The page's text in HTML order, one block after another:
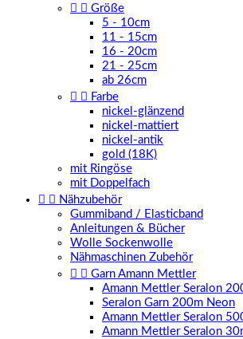
  Größe
5 - 10cm
11 - 15cm
16 - 20cm
21 - 25cm
ab 26cm
  Farbe
nickel-glänzend
nickel-mattiert
nickel-antik
gold (18K)
mit Ringöse
mit Doppelfach
  Nähzubehör
Gummiband / Elasticband
Anleitungen & Bücher
Wolle Sockenwolle
Nähmaschinen Zubehör
  Garn Amann Mettler
Amann Mettler Seralon
Seralon Garn 200m Neon
Amann Mettler Seralon
Amann Mettler Seralon